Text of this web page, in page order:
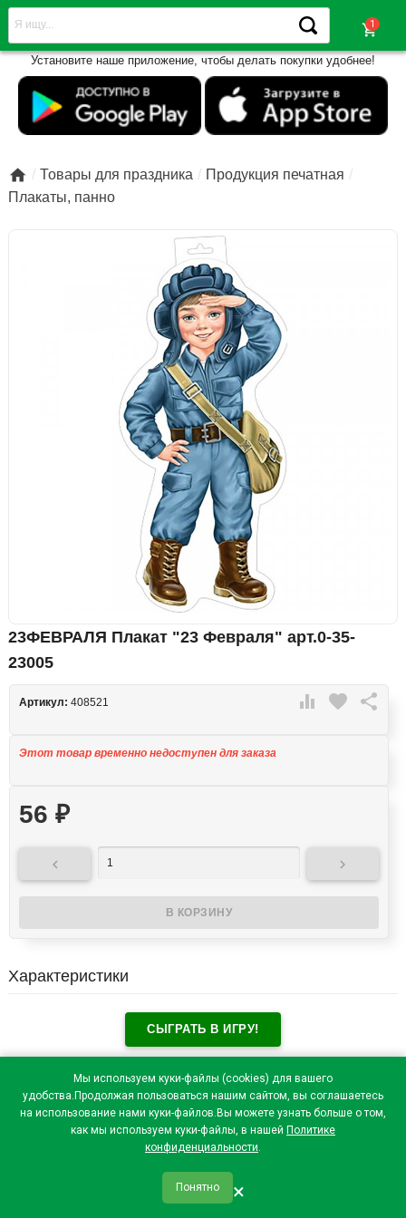
Мы используем куки-файлы (cookies) для вашего
удобства.Продолжая пользоваться нашим сайтом, вы соглашаетесь
на использование нами куки-файлов.Вы можете узнать больше о том,
как мы используем куки-файлы, в нашей Политике
конфиденциальности.
Понятно ×
shopping_cart
Установите наше приложение, чтобы делать покупки удобнее!
 Товары для праздника
Продукция печатная
Плакаты, панно
23ФЕВРАЛЯ Плакат "23 Февраля" арт.0-35-
23005
 favorite 
Артикул: 408521
Этот товар временно недоступен для заказа
56 ₽
 
Характеристики
СЫГРАТЬ В ИГРУ!
qr_code